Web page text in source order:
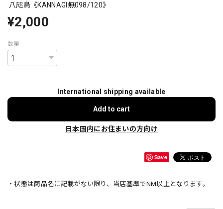
八咫烏《KANNAGI無098/120》
¥2,000
数量
International shipping available
Add to cart
日本国内にお住まいの方向け
Save
・状態は商品名に記載がない限り、当店基準でNM以上となります。